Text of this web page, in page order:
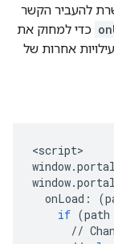
להעביר הקשר
כדי למחוק את
אחרות של
<script
window.portal
window.portal
onLoad : (
if (path
//